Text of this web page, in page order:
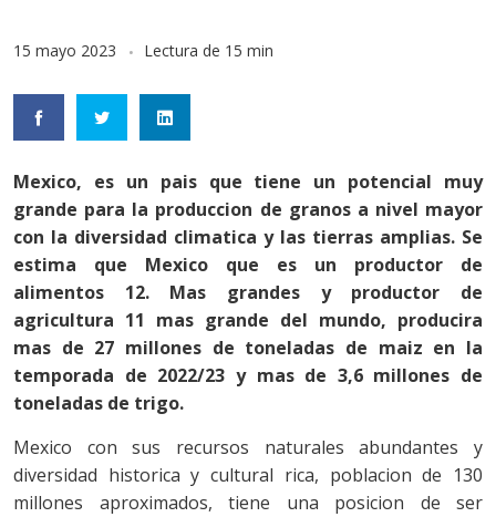
15 mayo 2023 Lectura de 15 min
Mexico, es un pais que tiene un potencial muy
grande para la produccion de granos a nivel mayor
con la diversidad climatica y las tierras amplias. Se
estima que Mexico que es un productor de
alimentos 12. Mas grandes y productor de
agricultura 11 mas grande del mundo, producira
mas de 27 millones de toneladas de maiz en la
temporada de 2022/23 y mas de 3,6 millones de
toneladas de trigo.
Mexico con sus recursos naturales abundantes y
diversidad historica y cultural rica, poblacion de 130
millones aproximados, tiene una posicion de ser